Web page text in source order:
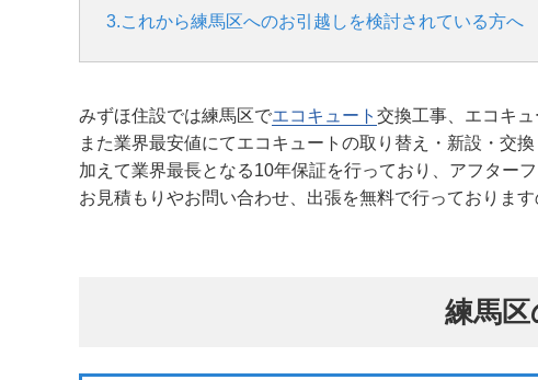
3.これから練馬区へのお引越しを検討されている方へ
みずほ住設では練馬区でエコキュート 交換工事、エコキ
また業界最安値にてエコキュートの取り替え・新設・交
加えて業界最長となる10年保証を行っており、アフター
お見積もりやお問い合わせ、出張を無料で行っておりま
練馬